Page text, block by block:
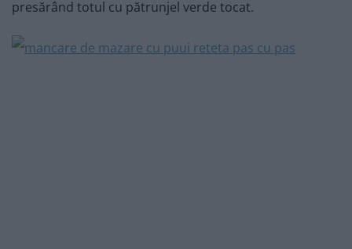
presărând totul cu pătrunjel verde tocat.